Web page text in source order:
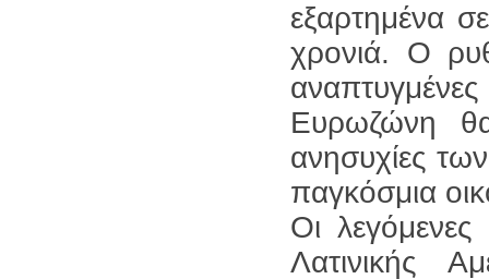
εξαρτημένα
χρονιά. Ο
Ευρωζώνη
ανησυχίες
παγκόσμια
Οι
Λατινικής